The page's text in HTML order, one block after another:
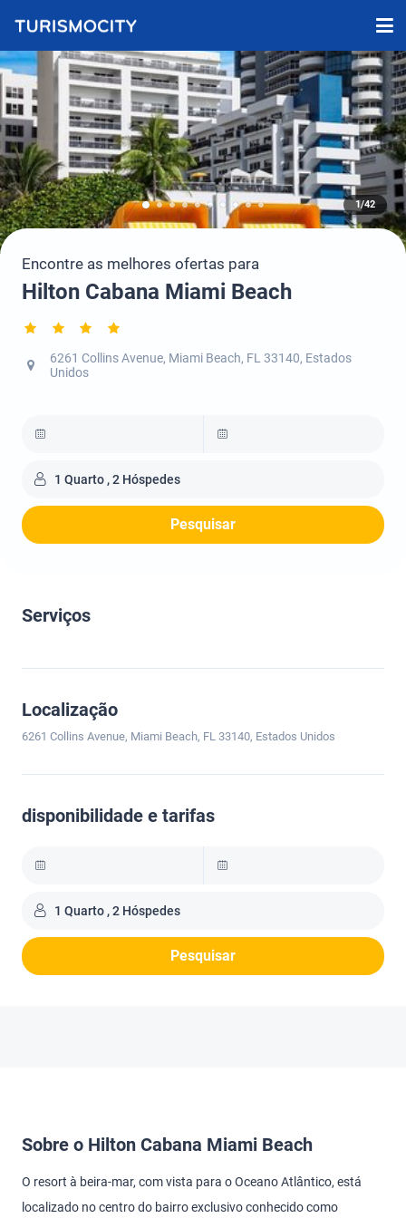
1/42
Encontre as melhores ofertas para
Hilton Cabana Miami Beach
6261 Collins Avenue, Miami Beach, FL 33140, Estados
Unidos
1 Quarto , 2 Hóspedes
Pesquisar
Serviços
Localização
6261 Collins Avenue, Miami Beach, FL 33140, Estados Unidos
disponibilidade e tarifas
1 Quarto , 2 Hóspedes
Pesquisar
Sobre o Hilton Cabana Miami Beach
O resort à beira-mar, com vista para o Oceano Atlântico, está
localizado no centro do bairro exclusivo conhecido como